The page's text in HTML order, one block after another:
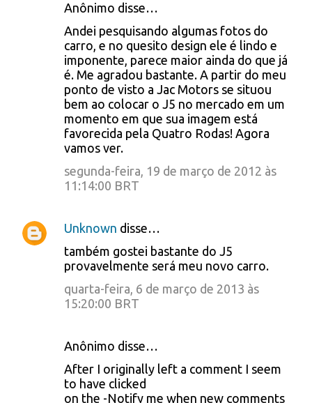
s
Anônimo disse…
Andei pesquisando algumas fotos do
carro, e no quesito design ele é lindo e
imponente, parece maior ainda do que já
é. Me agradou bastante. A partir do meu
ponto de visto a Jac Motors se situou
bem ao colocar o J5 no mercado em um
momento em que sua imagem está
favorecida pela Quatro Rodas! Agora
vamos ver.
segunda-feira, 19 de março de 2012 às
11:14:00 BRT
Unknown disse…
também gostei bastante do J5
provavelmente será meu novo carro.
quarta-feira, 6 de março de 2013 às
15:20:00 BRT
Anônimo disse…
After I originally left a comment I seem
to have clicked
on the -Notify me when new comments